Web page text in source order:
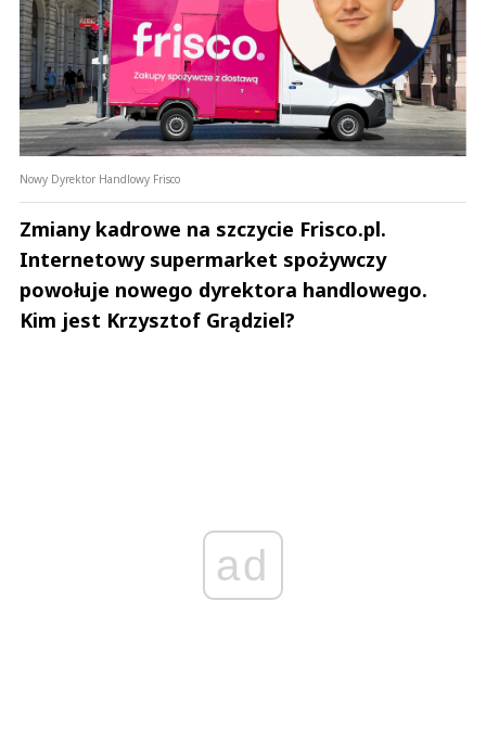
Nowy Dyrektor Handlowy Frisco
Zmiany kadrowe na szczycie Frisco.pl.
Internetowy supermarket spożywczy
powołuje nowego dyrektora handlowego.
Kim jest Krzysztof Grądziel?
ad